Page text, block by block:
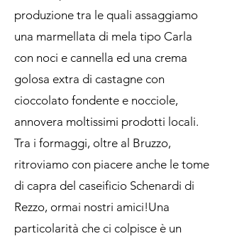
produzione tra le quali assaggiamo
una marmellata di mela tipo Carla
con noci e cannella ed una crema
golosa extra di castagne con
cioccolato fondente e nocciole,
annovera moltissimi prodotti locali.
Tra i formaggi, oltre al Bruzzo,
ritroviamo con piacere anche le tome
di capra del caseificio Schenardi di
Rezzo, ormai nostri amici!Una
particolarità che ci colpisce è un